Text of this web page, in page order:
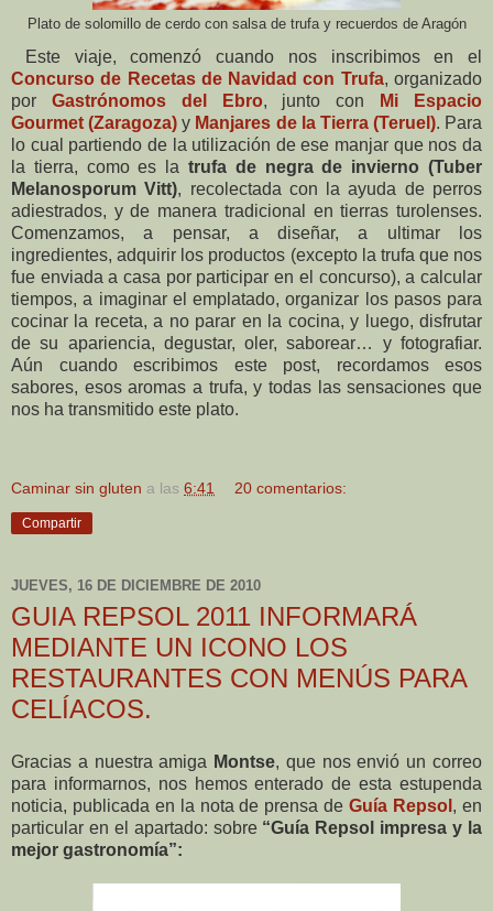
Plato de solomillo de cerdo con salsa de trufa y recuerdos de Aragón
Este viaje, comenzó cuando nos inscribimos en el
Concurso de Recetas de Navidad con Trufa, organizado
por Gastrónomos del Ebro, junto con
Mi Espacio
Gourmet (Zaragoza) y Manjares de la Tierra (Teruel). Para
lo cual partiendo de la utilización de ese manjar que nos da
la tierra, como es la trufa de negra de invierno (Tuber
Melanosporum Vitt), recolectada con la ayuda de perros
adiestrados, y de manera tradicional en tierras turolenses.
Comenzamos, a pensar, a diseñar, a ultimar los
ingredientes, adquirir los productos (excepto la trufa que nos
fue enviada a casa por participar en el concurso), a calcular
tiempos, a imaginar el emplatado, organizar los pasos para
cocinar la receta, a no parar en la cocina, y luego, disfrutar
de su apariencia, degustar, oler, saborear… y fotografiar.
Aún cuando escribimos este post, recordamos esos
sabores, esos aromas a trufa, y todas las sensaciones que
nos ha transmitido este plato.
Caminar sin gluten a las 6:41 20 comentarios:
Compartir
JUEVES, 16 DE DICIEMBRE DE 2010
GUIA REPSOL 2011 INFORMARÁ
MEDIANTE UN ICONO LOS
RESTAURANTES CON MENÚS PARA
CELÍACOS.
Gracias a nuestra amiga Montse, que nos envió un correo
para informarnos, nos hemos enterado de esta estupenda
noticia, publicada en la nota de prensa deGuía Repsol , en
particular en el apartado: sobre “Guía Repsol impresa y la
mejor gastronomía”: